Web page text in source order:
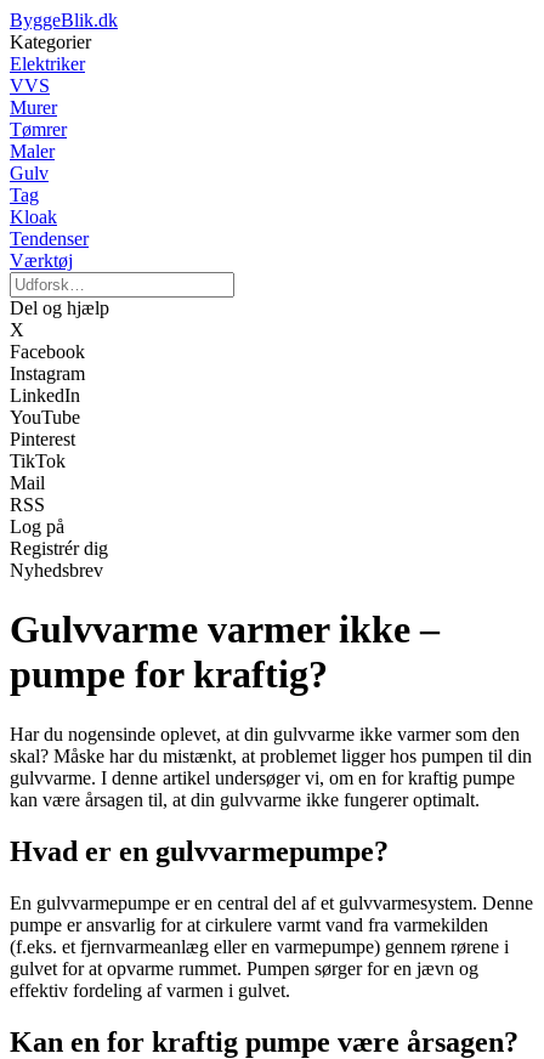
ByggeBlik.dk
Kategorier
Elektriker
VVS
Murer
Tømrer
Maler
Gulv
Tag
Kloak
Tendenser
Værktøj
Del og hjælp
X
Facebook
Instagram
LinkedIn
YouTube
Pinterest
TikTok
Mail
RSS
Log på
Registrér dig
Nyhedsbrev
Gulvvarme varmer ikke –
pumpe for kraftig?
Har du nogensinde oplevet, at din gulvvarme ikke varmer som den
skal? Måske har du mistænkt, at problemet ligger hos pumpen til din
gulvvarme. I denne artikel undersøger vi, om en for kraftig pumpe
kan være årsagen til, at din gulvvarme ikke fungerer optimalt.
Hvad er en gulvvarmepumpe?
En gulvvarmepumpe er en central del af et gulvvarmesystem. Denne
pumpe er ansvarlig for at cirkulere varmt vand fra varmekilden
(f.eks. et fjernvarmeanlæg eller en varmepumpe) gennem rørene i
gulvet for at opvarme rummet. Pumpen sørger for en jævn og
effektiv fordeling af varmen i gulvet.
Kan en for kraftig pumpe være årsagen?